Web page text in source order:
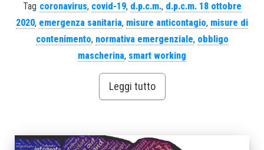
Tag coronavirus, covid-19, d.p.c.m., d.p.c.m. 18 ottobre
2020, emergenza sanitaria, misure anticontagio, misure di
contenimento, normativa emergenziale, obbligo
mascherina, smart working
Leggi tutto